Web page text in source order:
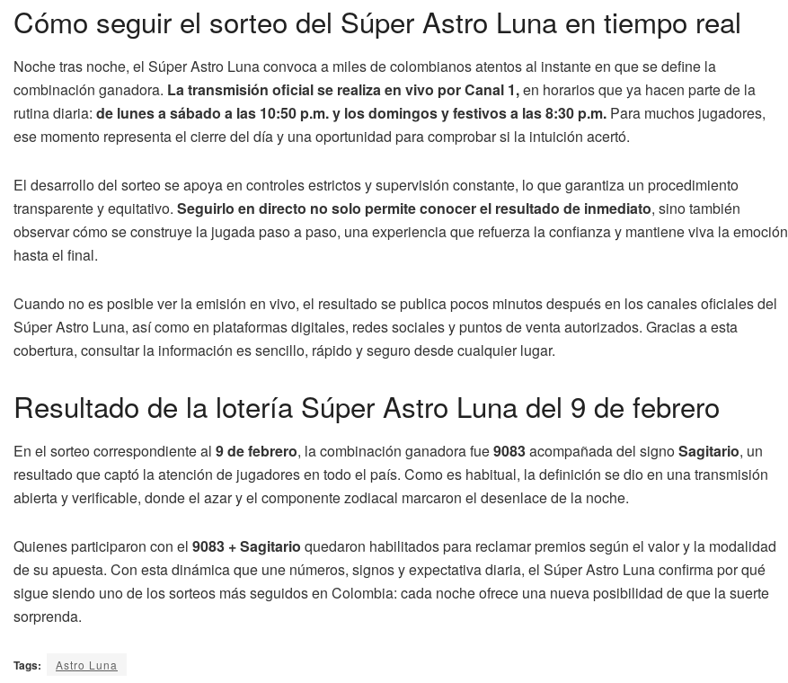
Cómo seguir el sorteo del Súper Astro Luna en tiempo real
Noche tras noche, el Súper Astro Luna convoca a miles de colombianos atentos al instante en que se define la
combinación ganadora. La transmisión oficial se realiza en vivo por Canal 1,en horarios que ya hacen parte de la
rutina diaria: de lunes a sábado a las 10:50 p.m. y los domingos y festivos a las 8:30 p.m. Para muchos jugadores,
ese momento representa el cierre del día y una oportunidad para comprobar si la intuición acertó.
El desarrollo del sorteo se apoya en controles estrictos y supervisión constante, lo que garantiza un procedimiento
transparente y equitativo. Seguirlo en directo no solo permite conocer el resultado de inmediato, sino también
observar cómo se construye la jugada paso a paso, una experiencia que refuerza la confianza y mantiene viva la emoción
hasta el final.
Cuando no es posible ver la emisión en vivo, el resultado se publica pocos minutos después en los canales oficiales del
Súper Astro Luna, así como en plataformas digitales, redes sociales y puntos de venta autorizados. Gracias a esta
cobertura, consultar la información es sencillo, rápido y seguro desde cualquier lugar.
Resultado de la lotería Súper Astro Luna del 9 de febrero
En el sorteo correspondiente al 9 de febrero, la combinación ganadora fue9083acompañada del signoSagitario, un
resultado que captó la atención de jugadores en todo el país. Como es habitual, la definición se dio en una transmisión
abierta y verificable, donde el azar y el componente zodiacal marcaron el desenlace de la noche.
Quienes participaron con el 9083 + Sagitario quedaron habilitados para reclamar premios según el valor y la modalidad
de su apuesta. Con esta dinámica que une números, signos y expectativa diaria, el Súper Astro Luna confirma por qué
sigue siendo uno de los sorteos más seguidos en Colombia: cada noche ofrece una nueva posibilidad de que la suerte
sorprenda.
Tags: Astro Luna